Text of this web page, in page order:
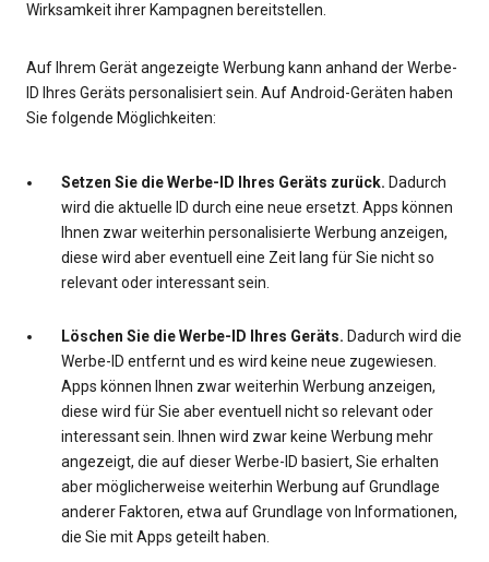
Wirksamkeit ihrer Kampagnen bereitstellen.
Auf Ihrem Gerät angezeigte Werbung kann anhand der Werbe-
ID Ihres Geräts personalisiert sein. Auf Android-Geräten haben
Sie folgende Möglichkeiten:
Setzen Sie die Werbe-ID Ihres Geräts zurück. Dadurch
wird die aktuelle ID durch eine neue ersetzt. Apps können
Ihnen zwar weiterhin personalisierte Werbung anzeigen,
diese wird aber eventuell eine Zeit lang für Sie nicht so
relevant oder interessant sein.
Löschen Sie die Werbe-ID Ihres Geräts. Dadurch wird die
Werbe-ID entfernt und es wird keine neue zugewiesen.
Apps können Ihnen zwar weiterhin Werbung anzeigen,
diese wird für Sie aber eventuell nicht so relevant oder
interessant sein. Ihnen wird zwar keine Werbung mehr
angezeigt, die auf dieser Werbe-ID basiert, Sie erhalten
aber möglicherweise weiterhin Werbung auf Grundlage
anderer Faktoren, etwa auf Grundlage von Informationen,
die Sie mit Apps geteilt haben.